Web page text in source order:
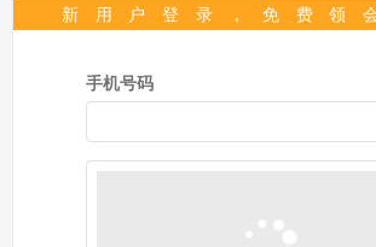
新用户登录，免费领
手机号码